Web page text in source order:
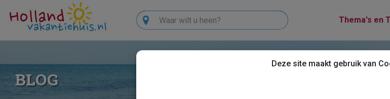
Thema's en
Zoeken
BLOG
Deze site maakt gebruik van